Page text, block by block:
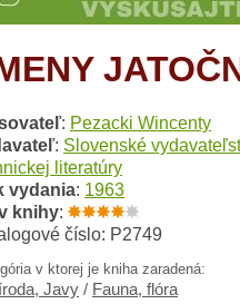
: Pezacki Wincenty
: Slovenské
literatúry
vydania: 1963
knihy:
číslo: P2749
v ktorej je kniha zaradená:
Javy / Fauna, flóra